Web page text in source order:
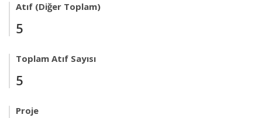
Atıf (Diğer Toplam)
5
Toplam Atıf Sayısı
5
Proje